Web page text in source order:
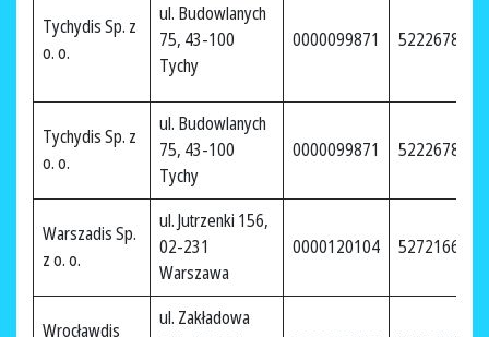
Tychydis Sp. z
o. o.
ul. Budowlanych
75, 43-100
Tychy
0000099871 5222678260
Tychydis Sp. z
o. o.
ul. Budowlanych
75, 43-100
Tychy
0000099871 5222678260
Warszadis Sp.
z o. o.
ul. Jutrzenki 156,
02-231
Warszawa
0000120104 5272166622
Wrocławdis
ul. Zakładowa